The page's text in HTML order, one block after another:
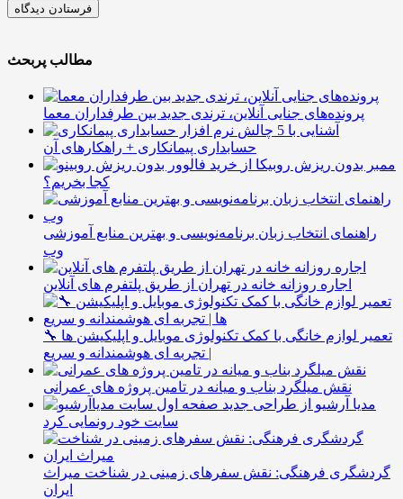
مطالب پربحث
پرونده‌های جنایی آنلاین، ترندی جدید بین طرفداران معما
آشنایی با 5 چالش
حسابداری پیمانکاری + راهکارهای آن
ممبر بدون ریزش روبیکا از
کجا بخریم؟
راهنمای انتخاب زبان برنامه‌نویسی و بهترین منابع آموزشی
وب
اجاره روزانه خانه در تهران از طریق پلتفرم های آنلاین
🔧 تعمیر لوازم خانگی با کمک تکنولوژی موبایل و اپلیکیشن ها
| تجربه ای هوشمندانه و سریع
نقش میلگرد بناب و میانه در تامین پروژه های عمرانی
مدیا آرشیو از طراحی جدید
سایت خود رونمایی کرد
گردشگری فرهنگی: نقش سفرهای زمینی در شناخت میراث
ایران